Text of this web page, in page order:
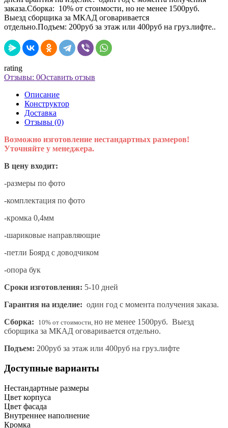
заказа.Сборка: 10% от стоимости, но не менее 1500руб.
Выезд сборщика за МКАД оговаривается
отдельно.Подъем: 200руб за этаж или 400руб на груз.лифте..
rating
Отзывы: 0Оставить отзыв
Описание
Конструктор
Доставка
Отзывы (0)
Возможно изготовление нестандартных размеров!
Уточняйте у менеджера.
В цену входит:
-размеры по фото
-комплектация по фото
-кромка 0,4мм
-шариковые направляющие
-петли Боярд с доводчиком
-опора бук
Сроки изготовления: 5-10 дней
Гарантия на изделие: один год с момента получения заказа.
Сборка:
10% от стоимости, но не менее 1500руб. Выезд
сборщика за МКАД оговаривается отдельно.
Подъем: 200руб за этаж или 400руб на груз.лифте
Доступные варианты
Нестандартные размеры
Цвет корпуса
Цвет фасада
Внутреннее наполнение
Кромка